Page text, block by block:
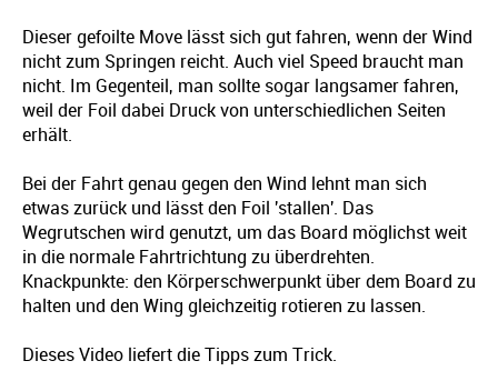
Dieser gefoilte Move lässt sich gut fahren, wenn der Wind
nicht zum Springen reicht. Auch viel Speed braucht man
nicht. Im Gegenteil, man sollte sogar langsamer fahren,
weil der Foil dabei Druck von unterschiedlichen Seiten
erhält.
Bei der Fahrt genau gegen den Wind lehnt man sich
etwas zurück und lässt den Foil 'stallen'. Das
Wegrutschen wird genutzt, um das Board möglichst weit
in die normale Fahrtrichtung zu überdrehten.
Knackpunkte: den Körperschwerpunkt über dem Board zu
halten und den Wing gleichzeitig rotieren zu lassen.
Dieses Video liefert die Tipps zum Trick.